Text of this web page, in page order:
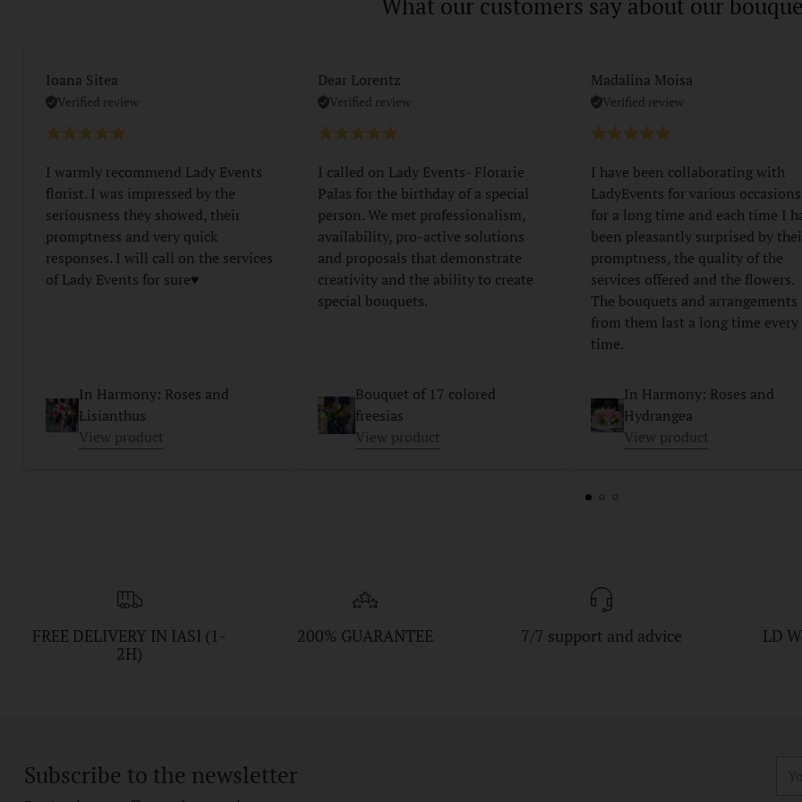
Ioana Sitea
Verified review
I warmly recommend Lady Events
florist. I was impressed by the
seriousness they showed, their
promptness and very quick
responses. I will call on the services
of Lady Events for sure♥️
In Harmony: Roses and
Lisianthus
View product
Dear Lorentz
Verified review
I called on Lady Events- Florarie
Palas for the birthday of a special
person. We met professionalism,
availability, pro-active solutions
and proposals that demonstrate
creativity and the ability to create
special bouquets.
Bouquet of 17 colored
freesias
View product
Madalina Moisa
Verified review
I have been collaborating with
LadyEvents for various occasions
for a long time and each time I
been pleasantly surprised by
promptness, the quality of the
services offered and the flowers.
The bouquets and arrangements
from them last a long time every
time.
In Harmony: Roses and
Hydrangea
View product
FREE DELIVERY IN IASI (1-
2H)
200% GUARANTEE 7/7 support and advice LD
Subscribe to the newsletter